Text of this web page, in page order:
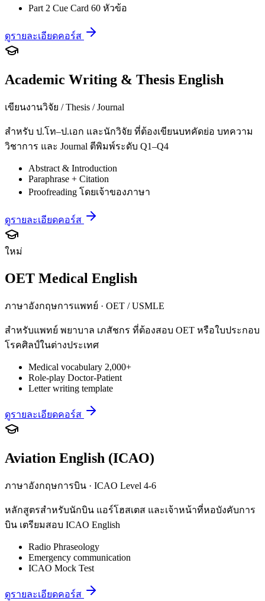
Part 2 Cue Card 60 หัวข้อ
ดูรายละเอียดคอร์ส
Academic Writing & Thesis English
เขียนงานวิจัย / Thesis / Journal
สำหรับ ป.โท–ป.เอก และนักวิจัย ที่ต้องเขียนบทคัดย่อ บทความ
วิชาการ และ Journal ตีพิมพ์ระดับ Q1–Q4
Abstract & Introduction
Paraphrase + Citation
Proofreading โดยเจ้าของภาษา
ดูรายละเอียดคอร์ส
ใหม่
OET Medical English
ภาษาอังกฤษการแพทย์ · OET / USMLE
สำหรับแพทย์ พยาบาล เภสัชกร ที่ต้องสอบ OET หรือใบประกอบ
โรคศิลป์ในต่างประเทศ
Medical vocabulary 2,000+
Role-play Doctor-Patient
Letter writing template
ดูรายละเอียดคอร์ส
Aviation English (ICAO)
ภาษาอังกฤษการบิน · ICAO Level 4-6
หลักสูตรสำหรับนักบิน แอร์โฮสเตส และเจ้าหน้าที่หอบังคับการ
บิน เตรียมสอบ ICAO English
Radio Phraseology
Emergency communication
ICAO Mock Test
ดูรายละเอียดคอร์ส